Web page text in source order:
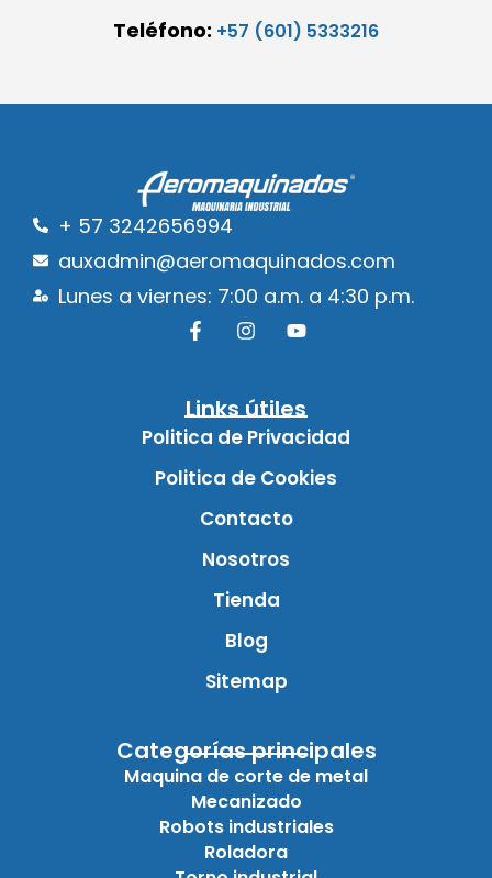
Teléfono: +57 (601) 5333216
+ 57 3242656994
auxadmin@aeromaquinados.com
Lunes a viernes: 7:00 a.m. a 4:30 p.m.
Links útiles
Politica de Privacidad
Politica de Cookies
Contacto
Nosotros
Tienda
Blog
Sitemap
Categorías principales
Maquina de corte de metal
Mecanizado
Robots industriales
Roladora